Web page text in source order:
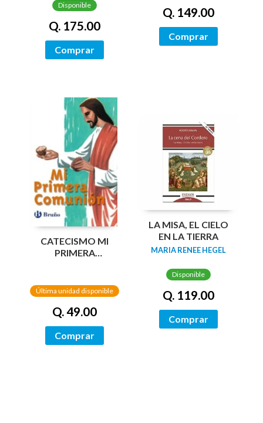
Disponible
Q. 175.00
Comprar
Q. 149.00
Comprar
CATECISMO MI
PRIMERA
Última unidad disponible
Q. 49.00
Comprar
LA MISA, EL CIELO
EN LA TIERRA
MARIA RENEE HEGEL
Disponible
Q. 119.00
Comprar